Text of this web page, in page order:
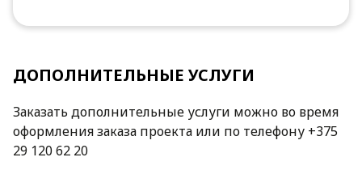
ДОПОЛНИТЕЛЬНЫЕ УСЛУГИ
Заказать дополнительные услуги можно во время
оформления заказа проекта или по телефону +375
29 120 62 20